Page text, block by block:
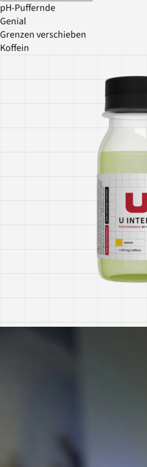
pH-Puffernde
Genial
Grenzen verschieben
Koffein